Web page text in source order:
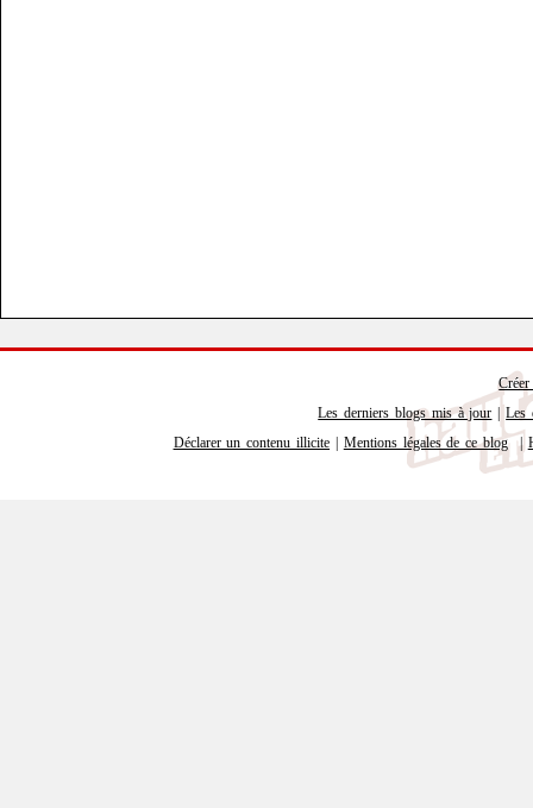
Les derniers blogs mis à jour |Les
Déclarer un contenu illicite
Mentions légales de ce blog |